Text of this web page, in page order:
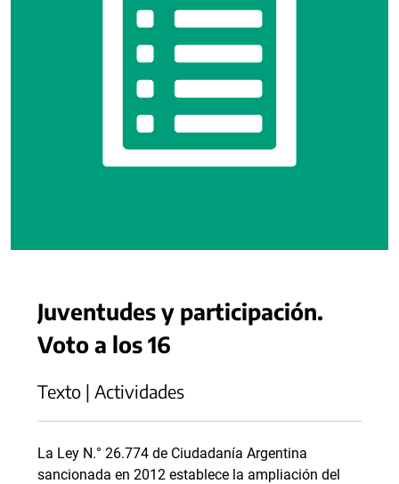
Juventudes y participación.
Voto a los 16
Texto | Actividades
La Ley N.° 26.774 de Ciudadanía Argentina
sancionada en 2012 establece la ampliación del